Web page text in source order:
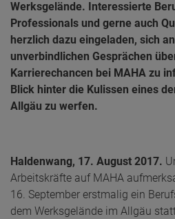
Werksgelände. Interessierte
Professionals und gerne auch
herzlich dazu eingeladen, sich
unverbindlichen Gesprächen
Karrierechancen bei MAHA zu
Blick hinter die Kulissen eines
Allgäu zu werfen.
Haldenwang, 17. August 2017.
Arbeitskräfte auf MAHA
16. September erstmalig ein
dem Werksgelände im Allgäu